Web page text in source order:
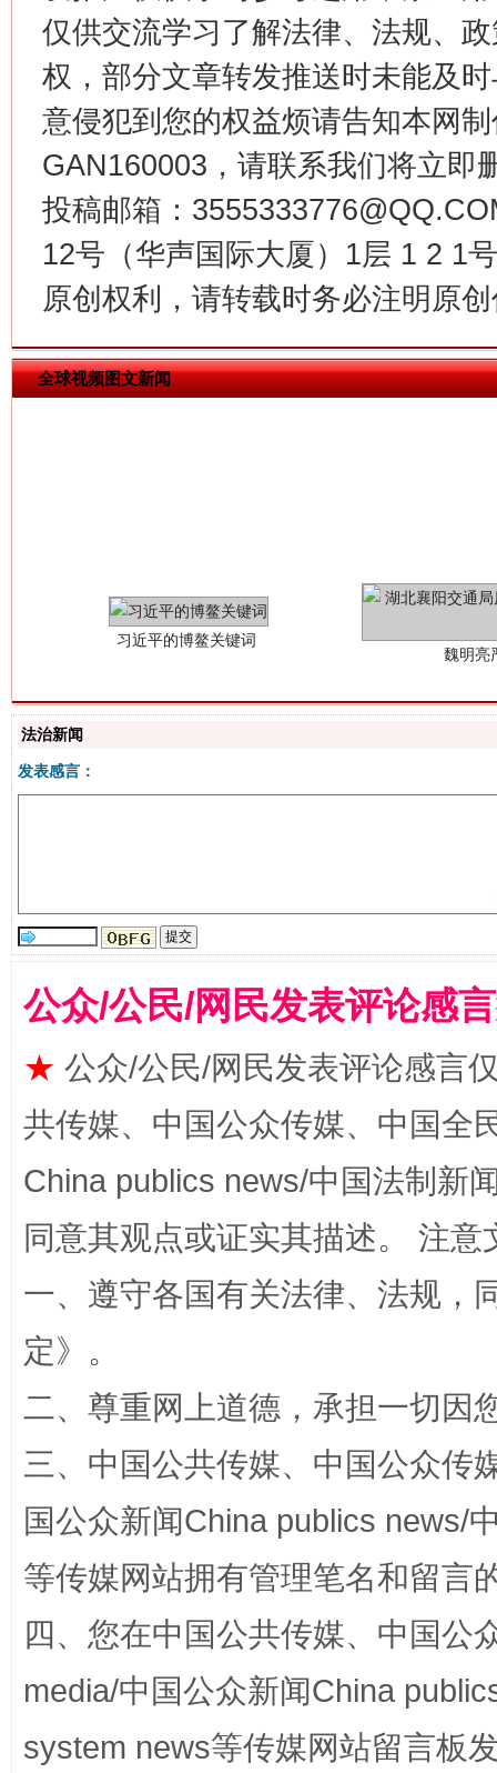
仅供交流学习了解法律、法规、
权，部分文章转发推送时未能及
意侵犯到您的权益烦请告知本网
GAN160003，请联系我们将立即
投稿邮箱：
12号（华声国际大厦）1层 1 2 1
原创权利，请转载时务必注明原
全球视频图文新闻
在谋一域中谋全局
今
揭批美国五大"原罪" "炒
解纷+调解+退费，一次搞定
站台名比不上好声名
法治新闻
发表感言：
公众/公民/网民发表评论感
★ 公众/公民/网民发表评论感言
共传媒、中国公众传媒、中国全
China publics news/中国法制新
同意其观点或证实其描述。 注
一、遵守各国有关法律、法规，
定》。
二、尊重网上道德，承担一切因
三、中国公共传媒、中国公众传
国公众新闻China publics news/
等传媒网站拥有管理笔名和留言
四、您在中国公共传媒、中国公
media/中国公众新闻China
system news等传媒网站留言板